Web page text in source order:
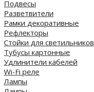
Подвесы
Разветвители
Рамки декоративные
Рефлекторы
Стойки для светильников
Тубусы картонные
Удлинители кабелей
Wi-Fi реле
Лампы